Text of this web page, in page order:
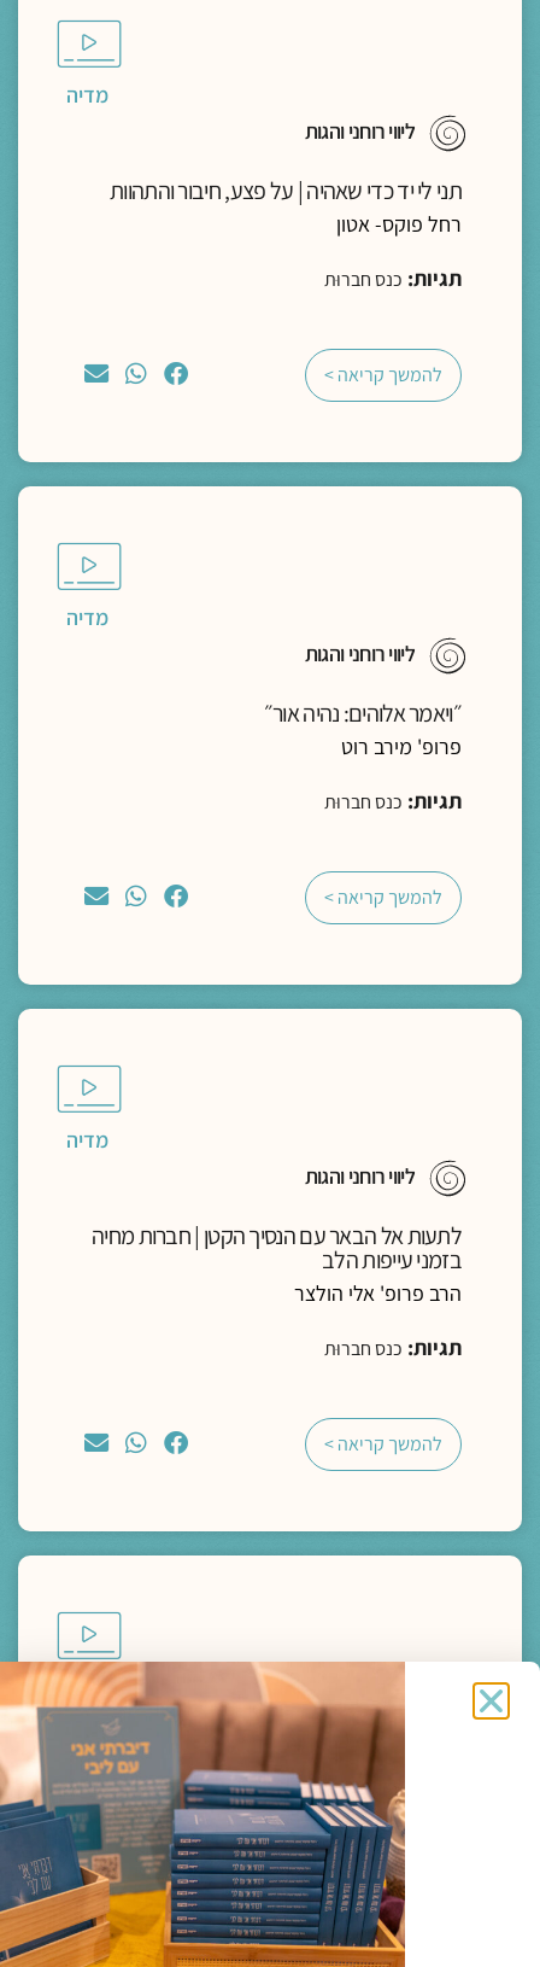
מדיה
ליווי רוחני והגות
תני לי יד כדי שאהיה | על פצע, חיבור והתהוות
רחל פוקס- אטון
תגיות: כנס חברוּת
להמשך קריאה >
מדיה
ליווי רוחני והגות
״ויאמר אלוהים: נהיה אור״
פרופ' מירב רוט
תגיות: כנס חברוּת
להמשך קריאה >
מדיה
ליווי רוחני והגות
לתעות אל הבאר עם הנסיך הקטן | חברות מחיה
בזמני עייפות הלב
הרב פרופ' אלי הולצר
תגיות: כנס חברוּת
להמשך קריאה >
מדיה
ליווי רוחני והגות
"מצאו משכן בתוך נפשותיכם, פנימה"- מסע
פואטי אל הדרך הביתה
ד"ר נעמה אושרי
תגיות:כנס חברוּת